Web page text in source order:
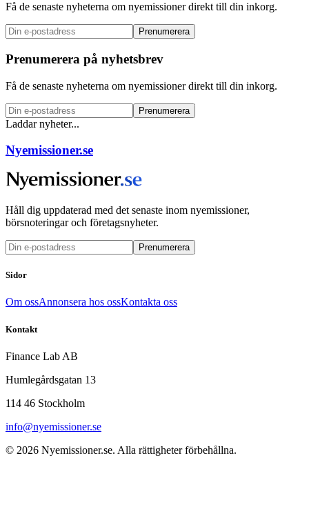
Få de senaste nyheterna om nyemissioner direkt till din inkorg.
Prenumerera
Prenumerera på nyhetsbrev
Få de senaste nyheterna om nyemissioner direkt till din inkorg.
Prenumerera
Laddar nyheter...
Nyemissioner.se
Håll dig uppdaterad med det senaste inom nyemissioner,
börsnoteringar och företagsnyheter.
Prenumerera
Sidor
Om ossAnnonsera hos ossKontakta oss
Kontakt
Finance Lab AB
Humlegårdsgatan 13
114 46 Stockholm
info@nyemissioner.se
© 2026 Nyemissioner.se. Alla rättigheter förbehållna.